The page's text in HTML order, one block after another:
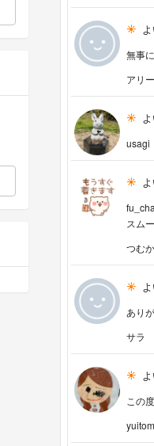
無事
アリー
usagi
スム
つむ
あり
サラ
この